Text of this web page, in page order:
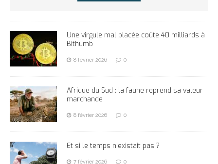
Une virgule mal placée coûte 40 milliards à
Bithumb
8 février 2026 0
Afrique du Sud : la faune reprend sa valeur
marchande
8 février 2026 0
Et si le temps n’existait pas ?
7 février 2026 0